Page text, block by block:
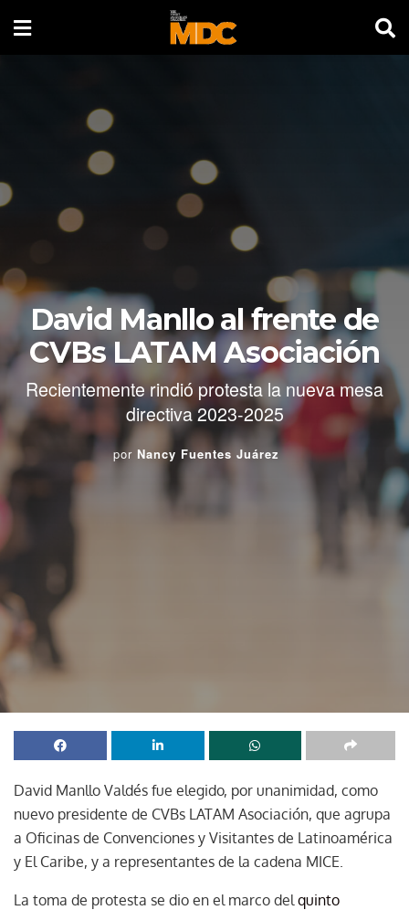
David Manllo al frente de
CVBs LATAM Asociación
Recientemente rindió protesta la nueva mesa
directiva 2023-2025
por Nancy Fuentes Juárez
David Manllo Valdés fue elegido, por unanimidad, como
nuevo presidente de CVBs LATAM Asociación, que agrupa
a Oficinas de Convenciones y Visitantes de Latinoamérica
y El Caribe, y a representantes de la cadena MICE.
La toma de protesta se dio en el marco delquinto